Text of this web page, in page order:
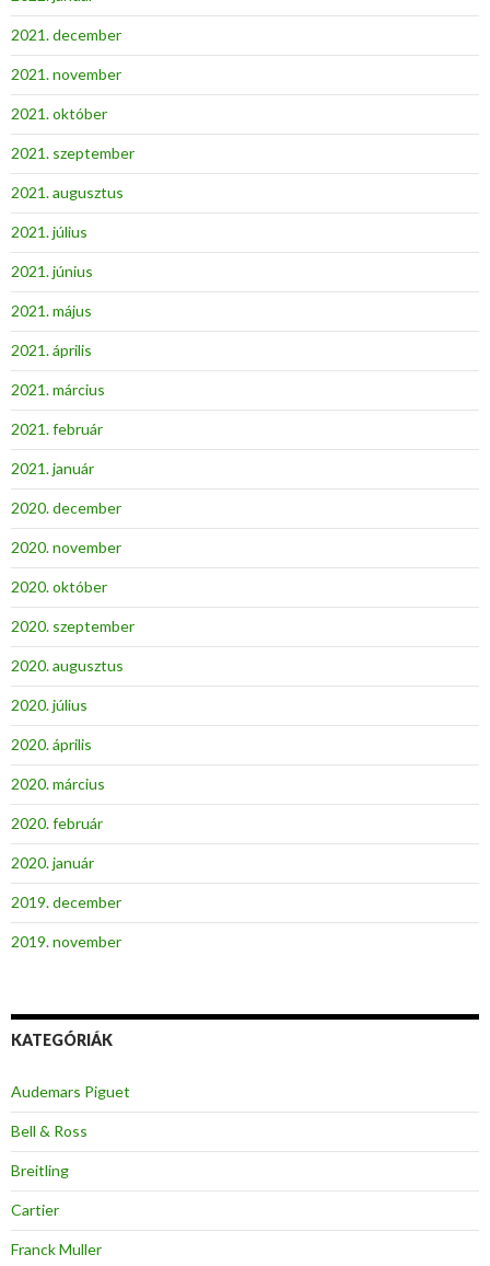
2021. december
2021. november
2021. október
2021. szeptember
2021. augusztus
2021. július
2021. június
2021. május
2021. április
2021. március
2021. február
2021. január
2020. december
2020. november
2020. október
2020. szeptember
2020. augusztus
2020. július
2020. április
2020. március
2020. február
2020. január
2019. december
2019. november
KATEGÓRIÁK
Audemars Piguet
Bell & Ross
Breitling
Cartier
Franck Muller